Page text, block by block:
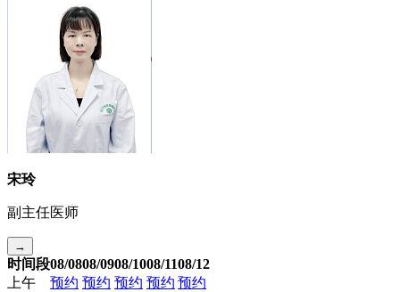
宋玲
副主任医师
→
时间段08/0808/0908/1008/1108/12
上午
预约 预约 预约 预约 预约